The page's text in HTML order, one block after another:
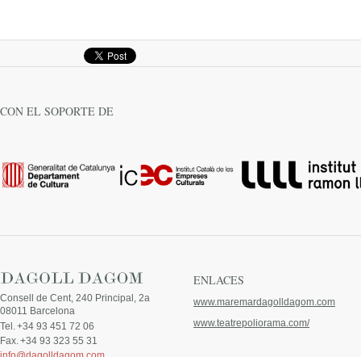
CON EL SOPORTE DE
Consell de Cent, 240 Principal, 2a
08011 Barcelona
Tel. +34 93 451 72 06
Fax. +34 93 323 55 31
ENLACES
www.maremardagolldagom.com
www.teatrepoliorama.com/